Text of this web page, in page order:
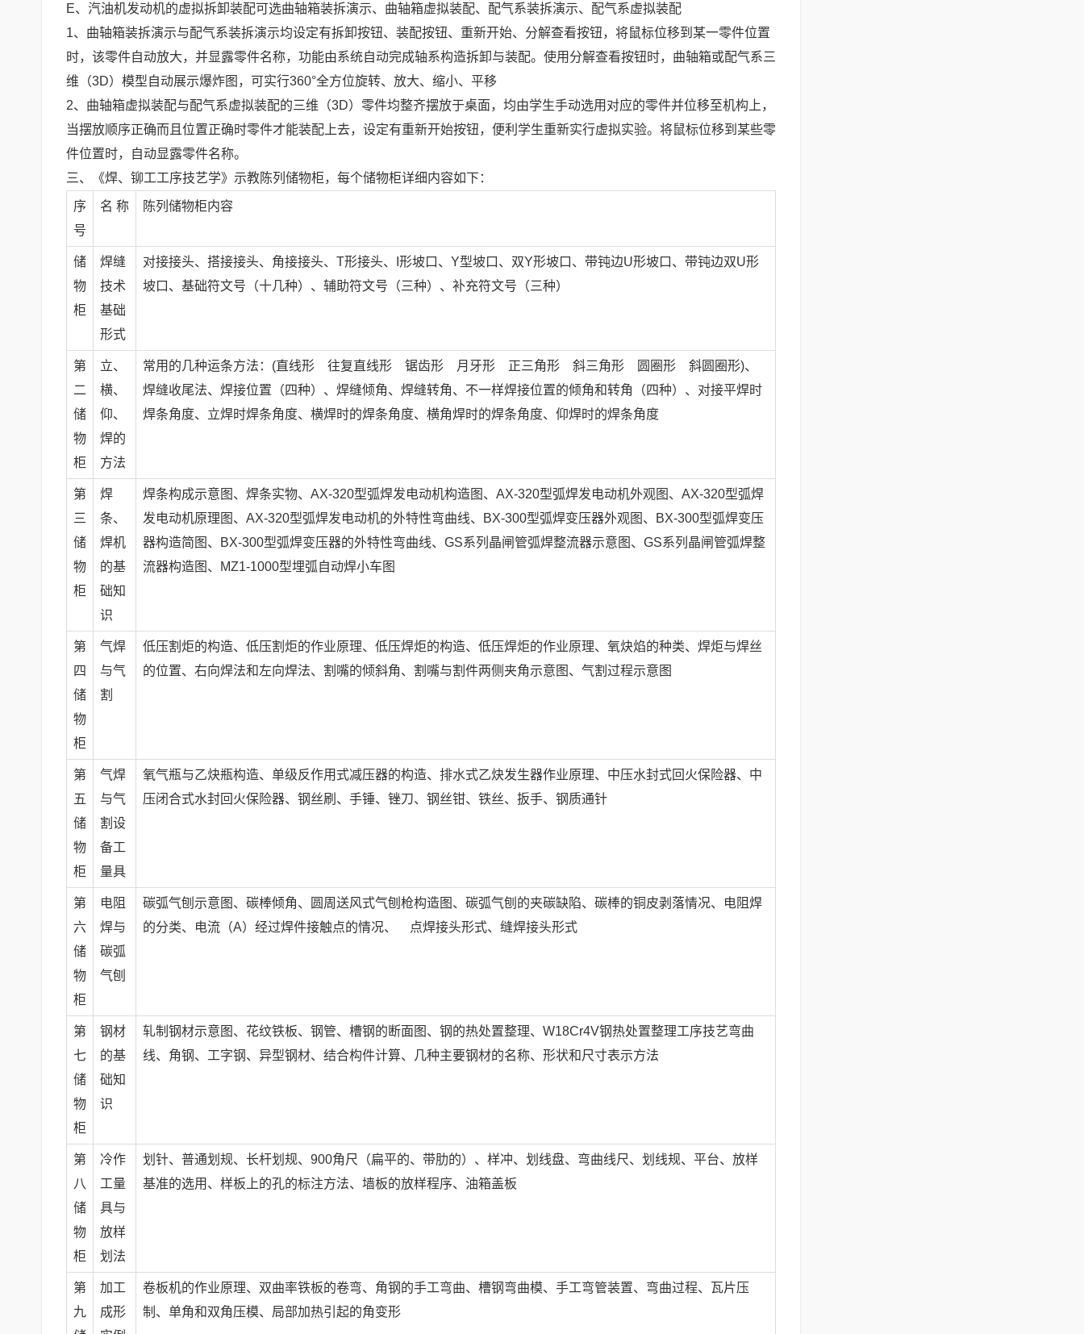
E、汽油机发动机的虚拟拆卸装配可选曲轴箱装拆演示、曲轴箱虚拟装配、配气系装拆演示、配气系虚拟装配
1、曲轴箱装拆演示与配气系装拆演示均设定有拆卸按钮、装配按钮、重新开始、分解查看按钮，将鼠标位移到某一零件位置
时，该零件自动放大，并显露零件名称，功能由系统自动完成轴系构造拆卸与装配。使用分解查看按钮时，曲轴箱或配气系三
维（3D）模型自动展示爆炸图，可实行360°全方位旋转、放大、缩小、平移
2、曲轴箱虚拟装配与配气系虚拟装配的三维（3D）零件均整齐摆放于桌面，均由学生手动选用对应的零件并位移至机构上，
当摆放顺序正确而且位置正确时零件才能装配上去，设定有重新开始按钮，便利学生重新实行虚拟实验。将鼠标位移到某些零
件位置时，自动显露零件名称。
三、《焊、铆工工序技艺学》示教陈列储物柜，每个储物柜详细内容如下：
序
号
名 称 陈列储物柜内容
储
物
柜
焊缝
技术
基础
形式
对接接头、搭接接头、角接接头、T形接头、I形坡口、Y型坡口、双Y形坡口、带钝边U形坡口、带钝边双U形
坡口、基础符文号（十几种）、辅助符文号（三种）、补充符文号（三种）
第
二
储
物
柜
立、
横、
仰、
焊的
方法
常用的几种运条方法：(直线形 往复直线形 锯齿形 月牙形 正三角形 斜三角形 圆圈形 斜圆圈形)、
焊缝收尾法、焊接位置（四种）、焊缝倾角、焊缝转角、不一样焊接位置的倾角和转角（四种）、对接平焊时
焊条角度、立焊时焊条角度、横焊时的焊条角度、横角焊时的焊条角度、仰焊时的焊条角度
第
三
储
物
柜
焊
条、
焊机
的基
础知
识
焊条构成示意图、焊条实物、AX-320型弧焊发电动机构造图、AX-320型弧焊发电动机外观图、AX-320型弧焊
发电动机原理图、AX-320型弧焊发电动机的外特性弯曲线、BX-300型弧焊变压器外观图、BX-300型弧焊变压
器构造简图、BX-300型弧焊变压器的外特性弯曲线、GS系列晶闸管弧焊整流器示意图、GS系列晶闸管弧焊整
流器构造图、MZ1-1000型埋弧自动焊小车图
第
四
储
物
柜
气焊
与气
割
低压割炬的构造、低压割炬的作业原理、低压焊炬的构造、低压焊炬的作业原理、氧炔焰的种类、焊炬与焊丝
的位置、右向焊法和左向焊法、割嘴的倾斜角、割嘴与割件两侧夹角示意图、气割过程示意图
第
五
储
物
柜
气焊
与气
割设
备工
量具
氧气瓶与乙炔瓶构造、单级反作用式减压器的构造、排水式乙炔发生器作业原理、中压水封式回火保险器、中
压闭合式水封回火保险器、钢丝刷、手锤、锉刀、钢丝钳、铁丝、扳手、钢质通针
第
六
储
物
柜
电阻
焊与
碳弧
气刨
碳弧气刨示意图、碳棒倾角、圆周送风式气刨枪构造图、碳弧气刨的夹碳缺陷、碳棒的铜皮剥落情况、电阻焊
的分类、电流（A）经过焊件接触点的情况、 点焊接头形式、缝焊接头形式
第
七
储
物
柜
钢材
的基
础知
识
轧制钢材示意图、花纹铁板、钢管、槽钢的断面图、钢的热处置整理、W18Cr4V钢热处置整理工序技艺弯曲
线、角钢、工字钢、异型钢材、结合构件计算、几种主要钢材的名称、形状和尺寸表示方法
第
八
储
物
柜
冷作
工量
具与
放样
划法
划针、普通划规、长杆划规、900角尺（扁平的、带肋的）、样冲、划线盘、弯曲线尺、划线规、平台、放样
基准的选用、样板上的孔的标注方法、墙板的放样程序、油箱盖板
第
九
加工
成形
卷板机的作业原理、双曲率铁板的卷弯、角钢的手工弯曲、槽钢弯曲模、手工弯管装置、弯曲过程、瓦片压
制、单角和双角压模、局部加热引起的角变形